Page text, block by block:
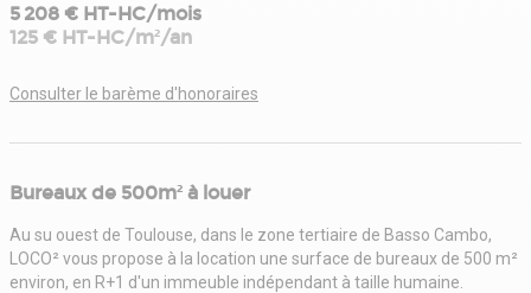
5 208 € HT-HC/mois
125 € HT-HC/m²/an
Consulter le barème d'honoraires
Bureaux de 500m² à louer
Au su ouest de Toulouse, dans le zone tertiaire de Basso Cambo,
LOCO² vous propose à la location une surface de bureaux de 500 m²
environ, en R+1 d'un immeuble indépendant à taille humaine.